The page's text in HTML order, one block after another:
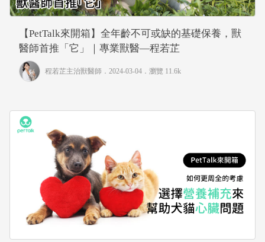
【PetTalk來開箱】全年齡不可或缺的基礎保養，獸
醫師首推「它」｜專業獸醫—程若芷
程若芷主治獸醫師 ．2024-03-04． 瀏覽 11.6k